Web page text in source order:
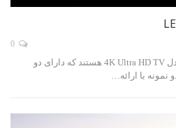
اکثر خریداران تلویزیون به دنبال مدل 4K Ultra HD TV هستند که دارای دو